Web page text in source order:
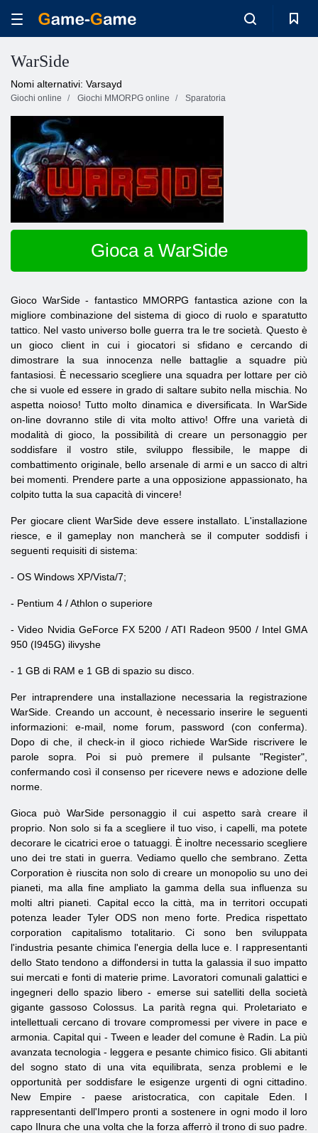
WarSide
Nomi alternativi: Varsayd
Giochi online Giochi MMORPG online Sparatoria
Gioca a WarSide
Gioco WarSide - fantastico MMORPG fantastica azione con la
migliore combinazione del sistema di gioco di ruolo e sparatutto
tattico. Nel vasto universo bolle guerra tra le tre società. Questo è
un gioco client in cui i giocatori si sfidano e cercando di
dimostrare la sua innocenza nelle battaglie a squadre più
fantasiosi. È necessario scegliere una squadra per lottare per ciò
che si vuole ed essere in grado di saltare subito nella mischia. No
aspetta noioso! Tutto molto dinamica e diversificata. In WarSide
on-line dovranno stile di vita molto attivo! Offre una varietà di
modalità di gioco, la possibilità di creare un personaggio per
soddisfare il vostro stile, sviluppo flessibile, le mappe di
combattimento originale, bello arsenale di armi e un sacco di altri
bei momenti. Prendere parte a una opposizione appassionato, ha
colpito tutta la sua capacità di vincere!
Per giocare client WarSide deve essere installato. L'installazione
riesce, e il gameplay non mancherà se il computer soddisfi i
seguenti requisiti di sistema:
- OS Windows XP/Vista/7;
- Pentium 4 / Athlon o superiore
-Video Nvidia GeForce FX 5200 / ATI Radeon 9500 / Intel GMA
950 (I945G) ilivyshe
- 1 GB di RAM e 1 GB di spazio su disco.
Per intraprendere una installazione necessaria la registrazione
WarSide. Creando un account, è necessario inserire le seguenti
informazioni: e-mail, nome forum, password (con conferma).
Dopo di che, il check-in il gioco richiede WarSide riscrivere le
parole sopra. Poi si può premere il pulsante "Register",
confermando così il consenso per ricevere news e adozione delle
norme.
Gioca può WarSide personaggio il cui aspetto sarà creare il
proprio. Non solo si fa a scegliere il tuo viso, i capelli, ma potete
decorare le cicatrici eroe o tatuaggi. È inoltre necessario scegliere
uno dei tre stati in guerra. Vediamo quello che sembrano. Zetta
Corporation è riuscita non solo di creare un monopolio su uno dei
pianeti, ma alla fine ampliato la gamma della sua influenza su
molti altri pianeti. Capital ecco la città, ma in territori occupati
potenza leader Tyler ODS non meno forte. Predica rispettato
corporation capitalismo totalitario. Ci sono ben sviluppata
l'industria pesante chimica l'energia della luce e. I rappresentanti
dello Stato tendono a diffondersi in tutta la galassia il suo impatto
sui mercati e fonti di materie prime. Lavoratori comunali galattici e
ingegneri dello spazio libero - emerse sui satelliti della società
gigante gassoso Colossus. La parità regna qui. Proletariato e
intellettuali cercano di trovare compromessi per vivere in pace e
armonia. Capital qui - Tween e leader del comune è Radin. La più
avanzata tecnologia - leggera e pesante chimico fisico. Gli abitanti
del sogno stato di una vita equilibrata, senza problemi e le
opportunità per soddisfare le esigenze urgenti di ogni cittadino.
New Empire - paese aristocratica, con capitale Eden. I
rappresentanti dell'Impero pronti a sostenere in ogni modo il loro
capo Ilnura che una volta che la forza afferrò il trono di suo padre.